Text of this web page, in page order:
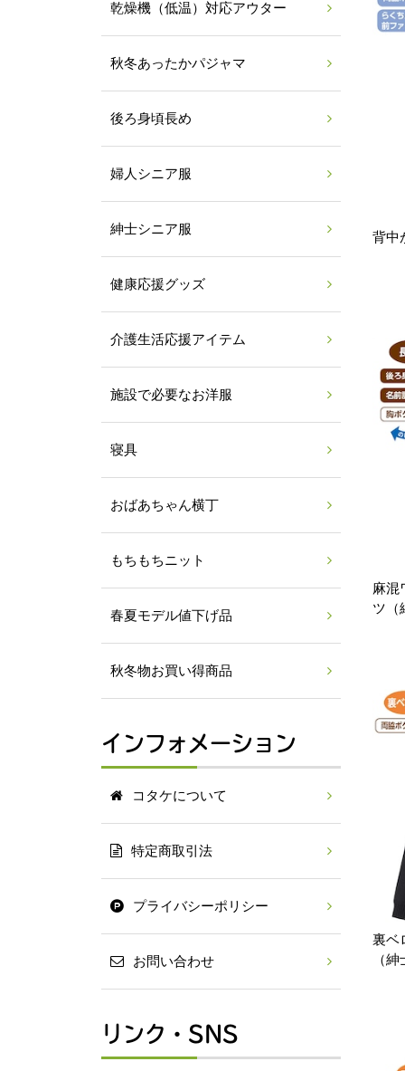
背中
麻混
ツ（
裏ベ
（
乾燥機（低温）対応アウター
秋冬あったかパジャマ
後ろ身頃長め
婦人シニア服
紳士シニア服
健康応援グッズ
介護生活応援アイテム
施設で必要なお洋服
寝具
おばあちゃん横丁
もちもちニット
春夏モデル値下げ品
秋冬物お買い得商品
インフォメーション
コタケについて
特定商取引法
プライバシーポリシー
お問い合わせ
リンク・SNS